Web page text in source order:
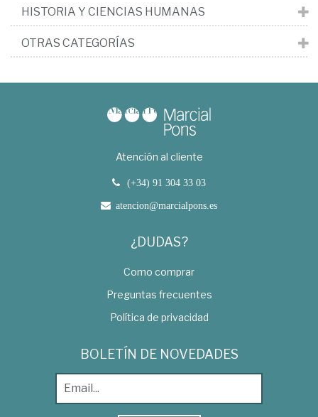
HISTORIA Y CIENCIAS HUMANAS
OTRAS CATEGORÍAS
Atención al cliente
(+34) 91 304 33 03
atencion@marcialpons.es
¿DUDAS?
Como comprar
Preguntas frecuentes
Política de privacidad
BOLETÍN DE NOVEDADES